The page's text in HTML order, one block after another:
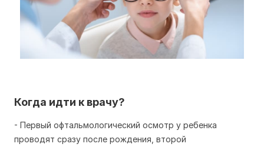
Когда идти к врачу?
- Первый офтальмологический осмотр у ребенка
проводят сразу после рождения, второй